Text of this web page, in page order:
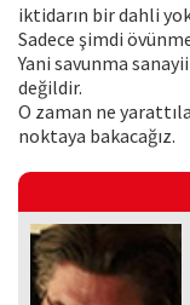
iktidarın bir dahli
Sadece şimdi
Yani savunma
değildir.
O zaman ne
noktaya bakacağız.